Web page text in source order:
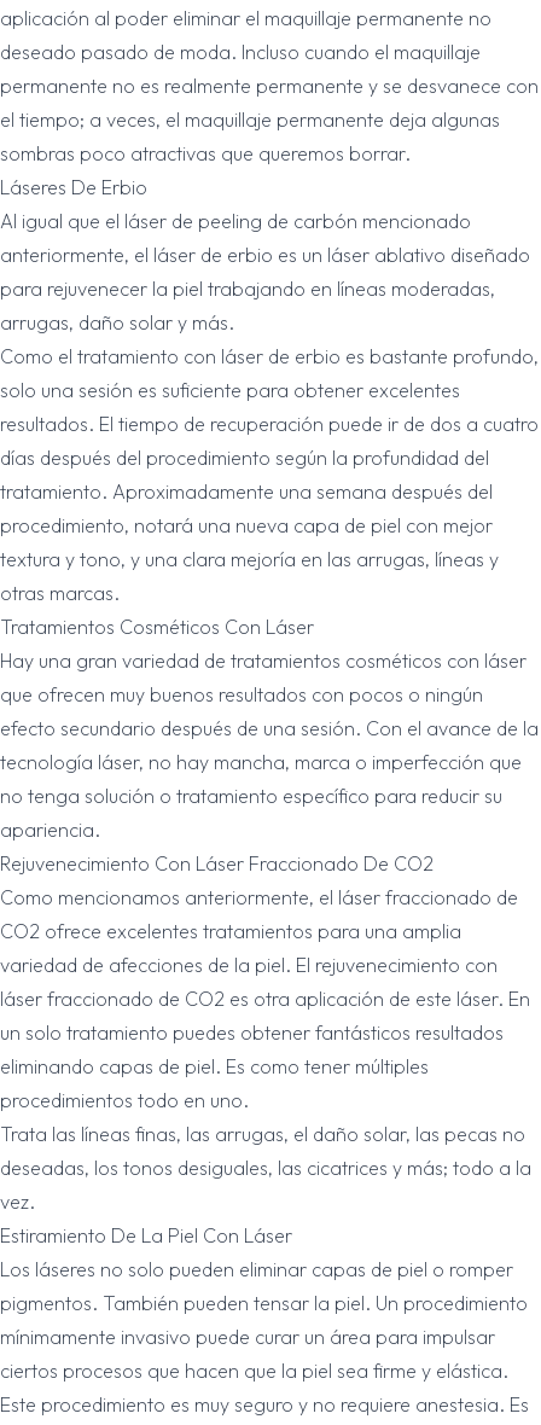
aplicación al poder eliminar el maquillaje permanente no
deseado pasado de moda. Incluso cuando el maquillaje
permanente no es realmente permanente y se desvanece con
el tiempo; a veces, el maquillaje permanente deja algunas
sombras poco atractivas que queremos borrar.
Láseres De Erbio
Al igual que el láser de peeling de carbón mencionado
anteriormente, el láser de erbio es un láser ablativo diseñado
para rejuvenecer la piel trabajando en líneas moderadas,
arrugas, daño solar y más.
Como el tratamiento con láser de erbio es bastante profundo,
solo una sesión es suficiente para obtener excelentes
resultados. El tiempo de recuperación puede ir de dos a cuatro
días después del procedimiento según la profundidad del
tratamiento. Aproximadamente una semana después del
procedimiento, notará una nueva capa de piel con mejor
textura y tono, y una clara mejoría en las arrugas, líneas y
otras marcas.
Tratamientos Cosméticos Con Láser
Hay una gran variedad de tratamientos cosméticos con láser
que ofrecen muy buenos resultados con pocos o ningún
efecto secundario después de una sesión. Con el avance de la
tecnología láser, no hay mancha, marca o imperfección que
no tenga solución o tratamiento específico para reducir su
apariencia.
Rejuvenecimiento Con Láser Fraccionado De CO2
Como mencionamos anteriormente, el láser fraccionado de
CO2 ofrece excelentes tratamientos para una amplia
variedad de afecciones de la piel. El rejuvenecimiento con
láser fraccionado de CO2 es otra aplicación de este láser. En
un solo tratamiento puedes obtener fantásticos resultados
eliminando capas de piel. Es como tener múltiples
procedimientos todo en uno.
Trata las líneas finas, las arrugas, el daño solar, las pecas no
deseadas, los tonos desiguales, las cicatrices y más; todo a la
vez.
Estiramiento De La Piel Con Láser
Los láseres no solo pueden eliminar capas de piel o romper
pigmentos. También pueden tensar la piel. Un procedimiento
mínimamente invasivo puede curar un área para impulsar
ciertos procesos que hacen que la piel sea firme y elástica.
Este procedimiento es muy seguro y no requiere anestesia. Es